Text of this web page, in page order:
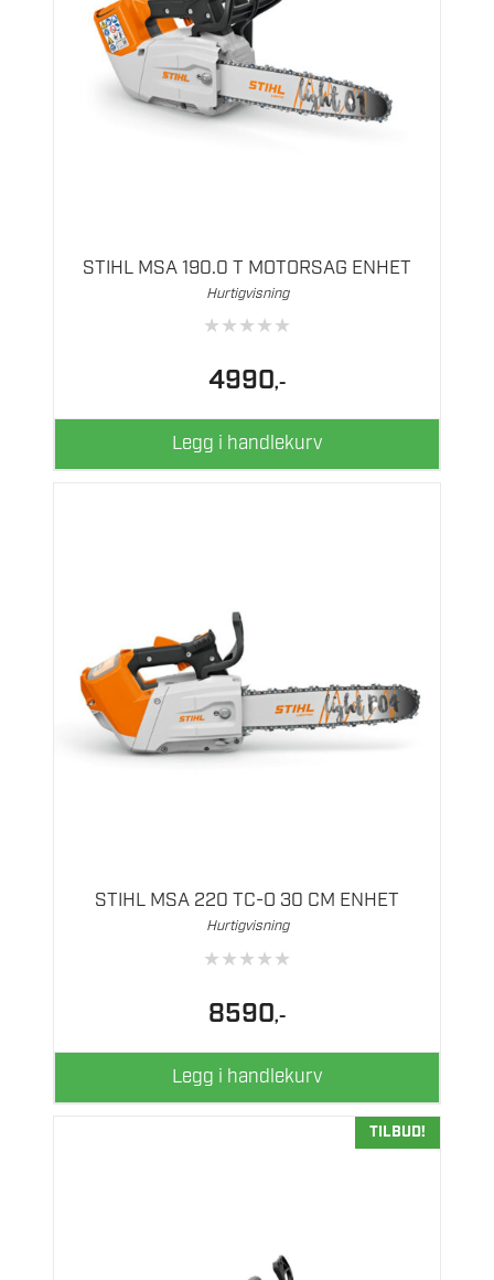
STIHL MSA 190.0 T MOTORSAG ENHET
Hurtigvisning
★★★★★
4990,-
Legg i handlekurv
STIHL MSA 220 TC-O 30 CM ENHET
Hurtigvisning
★★★★★
8590,-
Legg i handlekurv
TILBUD!